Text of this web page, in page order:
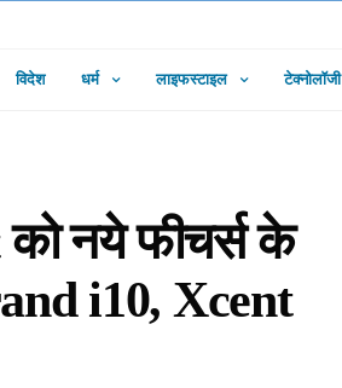
विदेश धर्म लाइफस्टाइल टेक्नोलॉजी
नये फीचर्स के
i10, Xcent